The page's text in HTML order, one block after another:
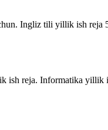
Ingliz tili yillik ish reja
ish reja. Informatika